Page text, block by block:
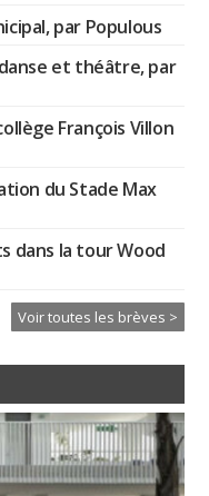
par Populous
et théâtre, par
François Villon
du Stade Max
dans la tour Wood
Voir toutes les brèves >